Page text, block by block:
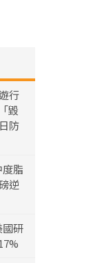
行
毀
防
脂
逆
研